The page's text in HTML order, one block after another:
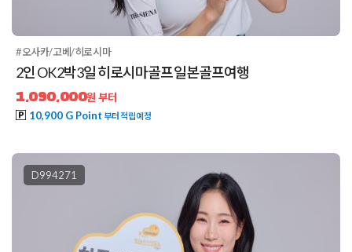
#오사카/고베/히로시마
2인 OK 2박3일 히로시마골프 일본골프여행
1,090,000원 부터
10,900 G Point 부터 적립예정
D994271